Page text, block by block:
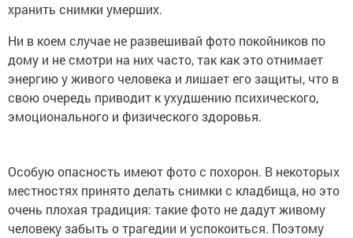
хранить снимки умерших.
Ни в коем случае не развешивай фото покойников по
дому и не смотри на них часто, так как это отнимает
энергию у живого человека и лишает его защиты, что в
свою очередь приводит к ухудшению психического,
эмоционального и физического здоровья.
Особую опасность имеют фото с похорон. В некоторых
местностях принято делать снимки с кладбища, но это
очень плохая традиция: такие фото не дадут живому
человеку забыть о трагедии и успокоиться. Поэтому